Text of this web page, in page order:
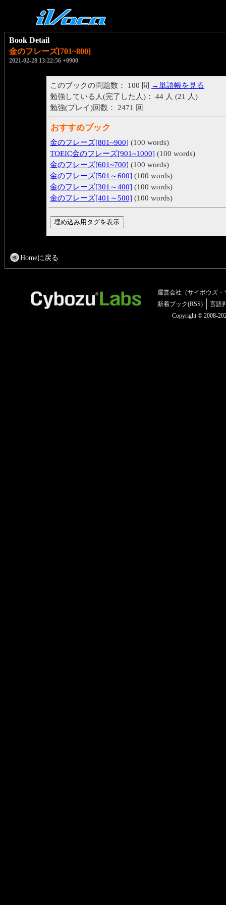
Book Detail
金のフレーズ[701~800]
2021-02-28 13:22:56 +0900
このブックの問題数： 100 問 →単語帳を見る
勉強している人(完了した人)： 44 人 (21 人)
勉強(プレイ)回数： 2471 回
おすすめブック
金のフレーズ[801~900] (100 words)
TOEIC金のフレーズ[901~1000] (100 words)
金のフレーズ[601~700] (100 words)
金のフレーズ[501～600] (100 words)
金のフレーズ[301～400] (100 words)
金のフレーズ[401～500] (100 words)
Homeに戻る
運営会社（サイボウズ・
新着ブック(RSS)
言語
Copyright © 2008-